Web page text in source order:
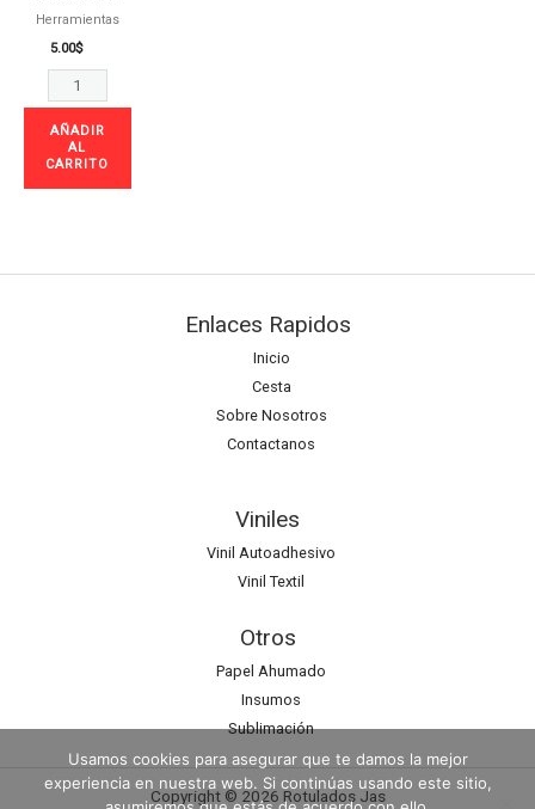
Herramientas
5.00$
TAMANO
A5
cantidad
AÑADIR
AL
CARRITO
Enlaces Rapidos
Inicio
Cesta
Sobre Nosotros
Contactanos
Viniles
Vinil Autoadhesivo
Vinil Textil
Otros
Papel Ahumado
Insumos
Sublimación
Copyright © 2026 Rotulados Jas
Usamos cookies para asegurar que te damos la mejor
experiencia en nuestra web. Si continúas usando este sitio,